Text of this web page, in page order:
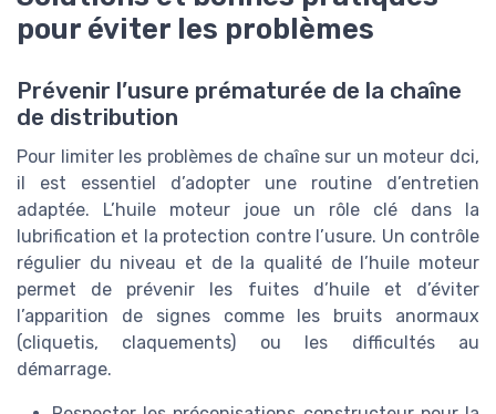
pour éviter les problèmes
Prévenir l’usure prématurée de la chaîne
de distribution
Pour limiter les problèmes de chaîne sur un moteur dci,
il est essentiel d’adopter une routine d’entretien
adaptée. L’huile moteur joue un rôle clé dans la
lubrification et la protection contre l’usure. Un contrôle
régulier du niveau et de la qualité de l’huile moteur
permet de prévenir les fuites d’huile et d’éviter
l’apparition de signes comme les bruits anormaux
(cliquetis, claquements) ou les difficultés au
démarrage.